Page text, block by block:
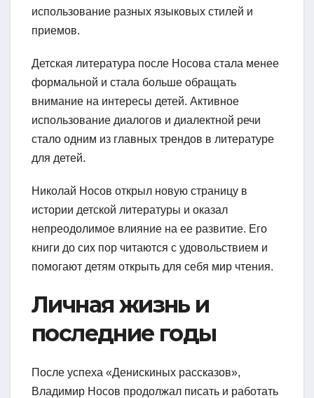
использование разных языковых стилей и
приемов.
Детская литература после Носова стала менее
формальной и стала больше обращать
внимание на интересы детей. Активное
использование диалогов и диалектной речи
стало одним из главных трендов в литературе
для детей.
Николай Носов открыл новую страницу в
истории детской литературы и оказал
непреодолимое влияние на ее развитие. Его
книги до сих пор читаются с удовольствием и
помогают детям открыть для себя мир чтения.
Личная жизнь и
последние годы
После успеха «Денискиных рассказов»,
Владимир Носов продолжал писать и работать